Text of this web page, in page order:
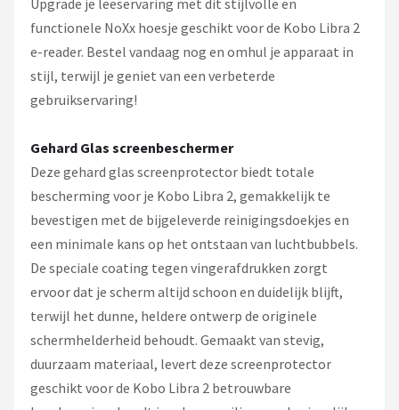
Upgrade je leeservaring met dit stijlvolle en
functionele NoXx hoesje geschikt voor de Kobo Libra 2
e-reader. Bestel vandaag nog en omhul je apparaat in
stijl, terwijl je geniet van een verbeterde
gebruikservaring!
Gehard Glas screenbeschermer
Deze gehard glas screenprotector biedt totale
bescherming voor je Kobo Libra 2, gemakkelijk te
bevestigen met de bijgeleverde reinigingsdoekjes en
een minimale kans op het ontstaan van luchtbubbels.
De speciale coating tegen vingerafdrukken zorgt
ervoor dat je scherm altijd schoon en duidelijk blijft,
terwijl het dunne, heldere ontwerp de originele
schermhelderheid behoudt. Gemaakt van stevig,
duurzaam materiaal, levert deze screenprotector
geschikt voor de Kobo Libra 2 betrouwbare